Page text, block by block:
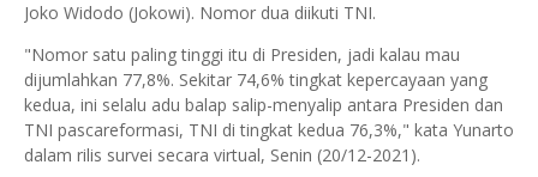
Joko Widodo (Jokowi). Nomor dua diikuti TNI.
"Nomor satu paling tinggi itu di Presiden, jadi kalau mau
dijumlahkan 77,8%. Sekitar 74,6% tingkat kepercayaan yang
kedua, ini selalu adu balap salip-menyalip antara Presiden dan
TNI pascareformasi, TNI di tingkat kedua 76,3%," kata Yunarto
dalam rilis survei secara virtual, Senin (20/12-2021).